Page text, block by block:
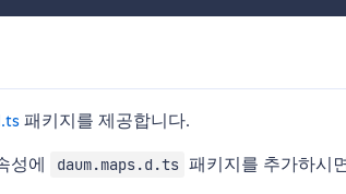
패키지를 제공합니다.
성에 daum.maps.d.ts 패키지를 추가하시